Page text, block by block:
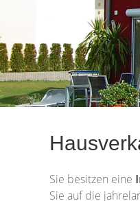
Sie besitzen eine
Sie auf die